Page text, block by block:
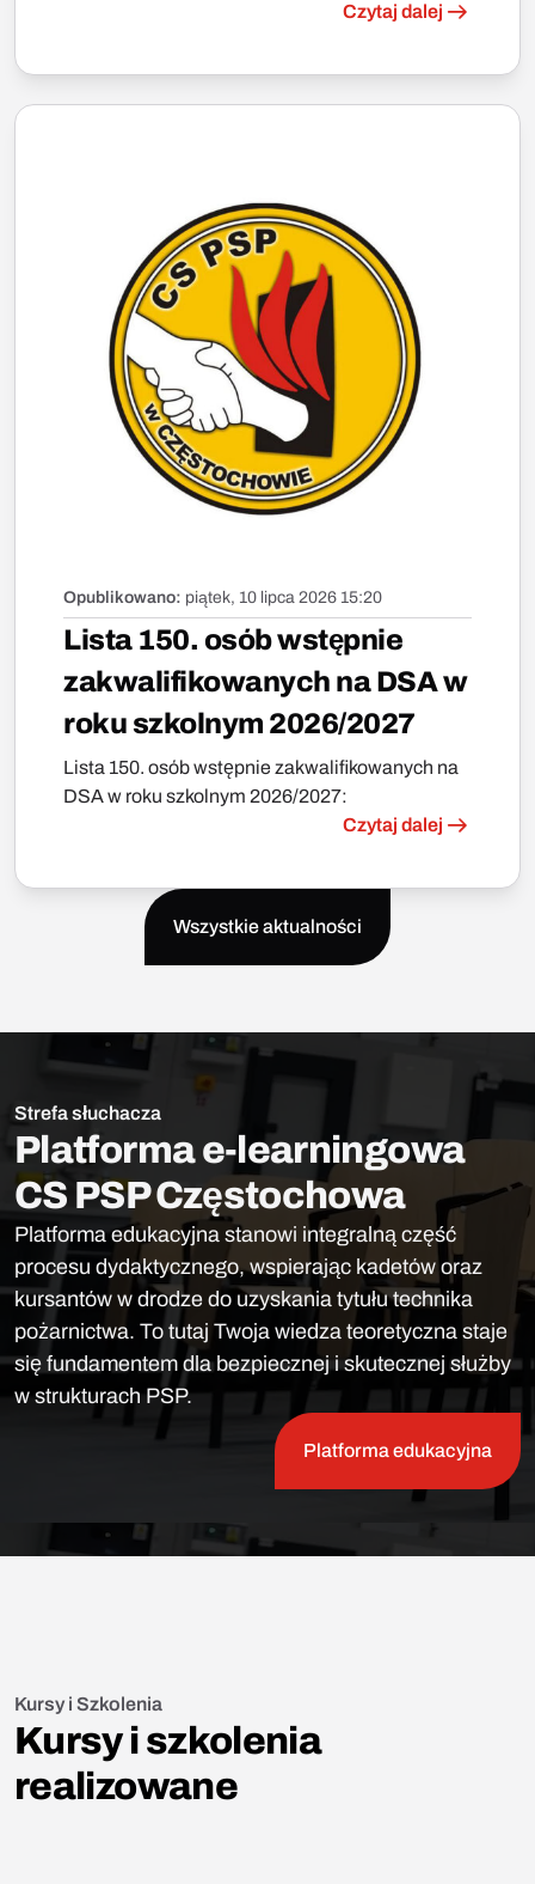
Czytaj dalej
Opublikowano: piątek, 10 lipca 2026 15:20
Lista 150. osób wstępnie
zakwalifikowanych na DSA w
roku szkolnym 2026/2027
Lista 150. osób wstępnie zakwalifikowanych na
DSA w roku szkolnym 2026/2027:
Czytaj dalej
Wszystkie aktualności
Strefa słuchacza
Platforma e-learningowa
CS PSP Częstochowa
Platforma edukacyjna stanowi integralną część
procesu dydaktycznego, wspierając kadetów oraz
kursantów w drodze do uzyskania tytułu technika
pożarnictwa. To tutaj Twoja wiedza teoretyczna staje
się fundamentem dla bezpiecznej i skutecznej służby
w strukturach PSP.
Platforma edukacyjna
Kursy i Szkolenia
Kursy i szkolenia
realizowane